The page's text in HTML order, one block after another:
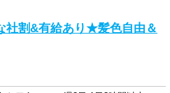
社割&有給あり★髪色自由＆